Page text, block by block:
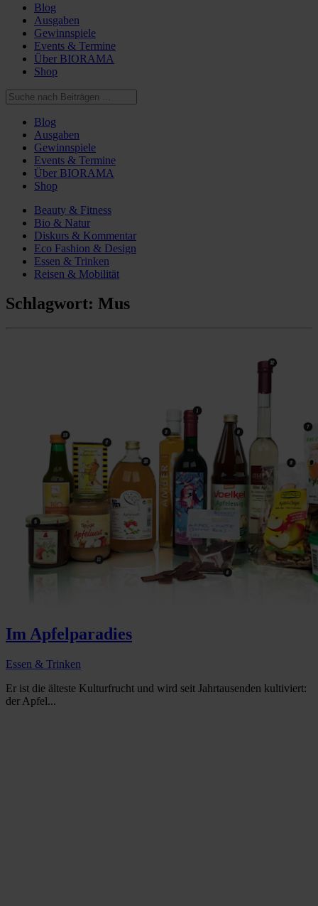
Blog
Ausgaben
Gewinnspiele
Events & Termine
Über BIORAMA
Shop
Blog
Ausgaben
Gewinnspiele
Events & Termine
Über BIORAMA
Shop
Beauty & Fitness
Bio & Natur
Diskurs & Kommentar
Eco Fashion & Design
Essen & Trinken
Reisen & Mobilität
Schlagwort: Mus
Im Apfelparadies
Essen & Trinken
Er ist die älteste Kulturfrucht und wird seit Jahrtausenden kultiviert:
der Apfel...